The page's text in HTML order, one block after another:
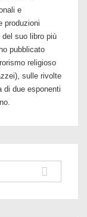
e
produzioni
suo libro più
pubblicato
religioso
sulle rivolte
due esponenti